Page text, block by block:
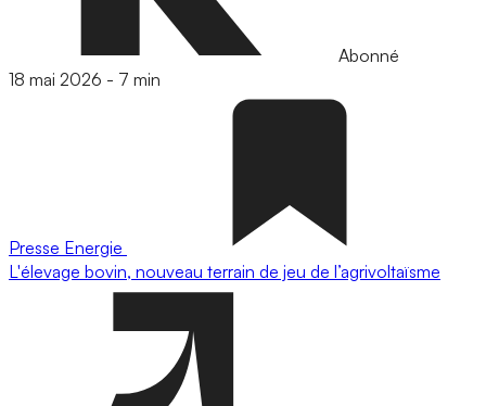
Abonné
18 mai 2026 - 7 min
Presse Energie
L'élevage bovin, nouveau terrain de jeu de l’agrivoltaïsme